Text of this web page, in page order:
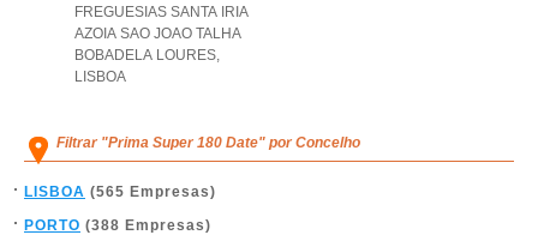
FREGUESIAS SANTA IRIA
AZOIA SAO JOAO TALHA
BOBADELA LOURES,
LISBOA
Filtrar "Prima Super 180 Date" por Concelho
LISBOA (565 Empresas)
PORTO (388 Empresas)